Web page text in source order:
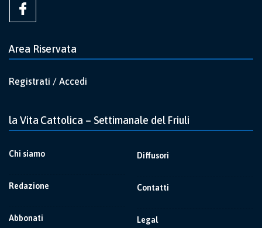
Area Riservata
Registrati / Accedi
la Vita Cattolica – Settimanale del Friuli
Chi siamo
Redazione
Abbonati
Diffusori
Contatti
Legal